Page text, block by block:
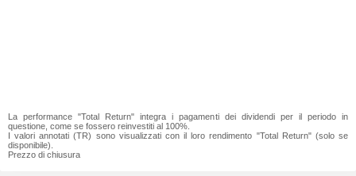
La performance "Total Return" integra i pagamenti dei dividendi per il periodo in
questione, come se fossero reinvestiti al 100%.
I valori annotati (TR) sono visualizzati con il loro rendimento "Total Return" (solo se
disponibile).
Prezzo di chiusura